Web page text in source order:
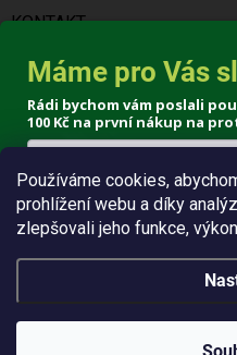
Používáme cookies,
prohlížení webu a díky
zlepšovali jeho funkce,
KONTAKT
info@protravnik.cz
+420 724 308 341
Máme pro Vás
Rádi bychom vám poslali
100 Kč na první nákup na
Poslat voucher